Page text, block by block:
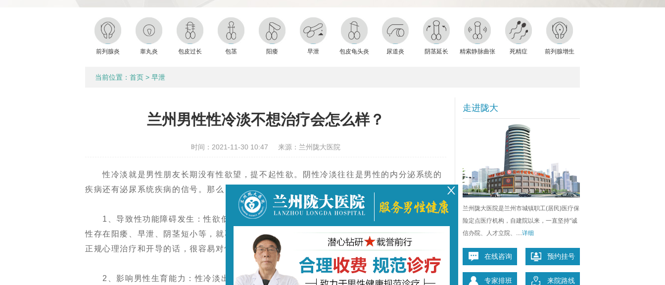
前列腺炎 睾丸炎 包皮过长 包茎 阳痿 早泄 包皮龟头炎 尿道炎 阴茎延长 精索静脉曲张 死精症 前列腺增生
当前位置： 首页 > 早泄
兰州男性性冷淡不想治疗会怎么样？
时间：2021-11-30 10:47 来源：兰州陇大医院
性冷淡就是男性朋友长期没有性欲望，提不起性欲。阴性冷淡往往是男性的内分泌系统的
疾病还有泌尿系统疾病的信号。那么，性冷淡不想治疗会怎么样？
1、导致性功能障碍发生：性欲低下的男性朋友在生活中很容易产生自卑的心理，如果男
性存在阳痿、早泄、阴茎短小等，就不能像正常男性朋友那样顺利进行性生活，如果没有进行
正规心理治疗和开导的话，很容易对性产生厌恶感甚至是恐惧感，导致完全丧失性能力。
2、影响男性生育能力：性冷淡出现之后，都会降低男人和女人性生活的频率，性生活次
走进陇大
兰州陇大医院是兰州市城镇职工(居民)医疗保
险定点医疗机构，自建院以来，一直坚持“诚
信办院、人才立院、....详细
在线咨询 预约挂号
专家排班 来院路线